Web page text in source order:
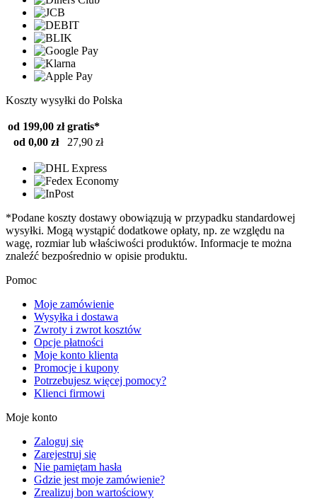
Koszty wysyłki do Polska
od 199,00 zł gratis*
od 0,00 zł
27,90 zł
*Podane koszty dostawy obowiązują w przypadku standardowej
wysyłki. Mogą wystąpić dodatkowe opłaty, np. ze względu na
wagę, rozmiar lub właściwości produktów. Informacje te można
znaleźć bezpośrednio w opisie produktu.
Pomoc
Moje zamówienie
Wysyłka i dostawa
Zwroty i zwrot kosztów
Opcje płatności
Moje konto klienta
Promocje i kupony
Potrzebujesz więcej pomocy?
Klienci firmowi
Moje konto
Zaloguj się
Zarejestruj się
Nie pamiętam hasła
Gdzie jest moje zamówienie?
Zrealizuj bon wartościowy